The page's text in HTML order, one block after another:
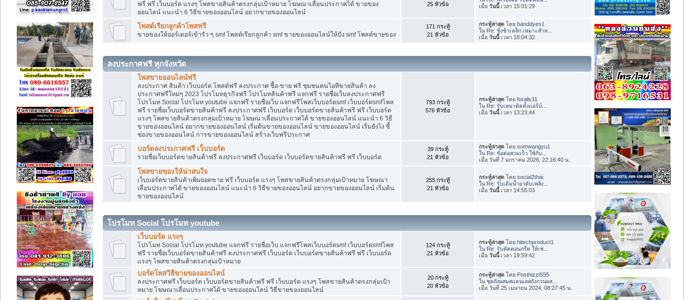
ฟรี ฟรี เว็บบอร์ด แรงๆ โพสขายสินค้าตรงกลุ่มเป้าหมาย โฆษณาเลื่อนประกาศได้ ขายของ
ออนไลน์ แนะนำ 6 วิธีขายของออนไลน์ อยากขายของออนไลน์
25 หัวข้อ
เมื่อวันนี้เวลา 15:01:29
โพสต์เรียกลูกค้าโพสฟรี
ขายของให้ออร์เดอร์เข้ารัว ๆ smf โพสต์เรียกลูกค้า smf ขายของออนไลน์ให้ปัง smf โพสต์ขายของ
171 กระทู้
21 หัวข้อ
กระทู้ล่าสุด โดยbanddyes1
ใน Re: ชิงช้าเหล็ก เหมาะสำห...
เมื่อวันนี้เวลา 18:04:32
ลงประกาศฟรี ทุกจังหวัด
โพสขายออนไลน์ฟรี
ลงประกาศ สินค้า เว็บบอร์ด โพสต์ฟรี ลงประกาศ ซื้อ-ขาย ฟรี ชุมชนคนไอทีขายสินค้า ลง
ประกาศฟรีใหม่ๆ 2023 โปรโมทธุรกิจฟรี โปรโมทสินค้าฟรี แจกฟรี รายชื่อเว็บลงประกาศฟรี
โปรโมท Social โปรโมท youtube แจกฟรี รายชื่อเว็บ แจกฟรีโพสเว็บบอร์ดsmf เว็บบอร์ดsmfโพส
ฟรี รายชื่อเว็บบอร์ดขายสินค้าฟรี ลงประกาศฟรี เว็บบอร์ด เว็บบอร์ดขายสินค้าฟรี ฟรี เว็บบอร์ด
แรงๆ โพสขายสินค้าตรงกลุ่มเป้าหมาย โฆษณาเลื่อนประกาศได้ ขายของออนไลน์ แนะนำ 6 วิธี
ขายของออนไลน์ อยากขายของออนไลน์ เริ่มต้นขายของออนไลน์ ขายของออนไลน์ เริ่มยังไง ชี้
ช่องขายของออนไลน์ การขายของออนไลน์ สร้างเว็บฟรีประกาศ
793 กระทู้
576 หัวข้อ
กระทู้ล่าสุด โดยforaliv11
ใน Re: รับเหมาติดตั้งแอร์บ้...
เมื่อวันนี้เวลา 13:23:44
บอร์ดลงประกาศฟรี เว็บบอร์ด
รายชื่อเว็บบอร์ดขายสินค้าฟรี ลงประกาศฟรี เว็บบอร์ด เว็บบอร์ดขายสินค้าฟรี ฟรี เว็บบอร์ด
39 กระทู้
21 หัวข้อ
กระทู้ล่าสุด โดยsomwangyu1
ใน Re: ข้อต่อสวมเร็ว ใช้กับ...
เมื่อ วันที่ 7 มกราคม 2026, 22:16:40 น.
โพสขายของให้น่าสนใจ
เว็บบอร์ดขายสินค้าเพิ่มยอดขาย ฟรี เว็บบอร์ด แรงๆ โพสขายสินค้าตรงกลุ่มเป้าหมาย โฆษณา
เลื่อนประกาศได้ ขายของออนไลน์ แนะนำ 6 วิธีขายของออนไลน์ อยากขายของออนไลน์ เริ่มต้น
ขายของออนไลน์
255 กระทู้
21 หัวข้อ
กระทู้ล่าสุด โดยsocial2thai
ใน Re: รับเติมน้ำยาดับเพลิง...
เมื่อวันนี้เวลา 14:55:03
โปรโมท Social โปรโมท youtube
เว็บบอร์ด แรงๆ
โปรโมท Social โปรโมท youtube แจกฟรี รายชื่อเว็บ แจกฟรีโพสเว็บบอร์ดsmf เว็บบอร์ดsmfโพส
ฟรี รายชื่อเว็บบอร์ดขายสินค้าฟรี ลงประกาศฟรี เว็บบอร์ด เว็บบอร์ดขายสินค้าฟรี ฟรี เว็บบอร์ด
แรงๆ โพสขายสินค้าตรงกลุ่มเป้าหมาย
124 กระทู้
21 หัวข้อ
กระทู้ล่าสุด โดยhitechproduct1
ใน Re: รับตัดคอนกรีต ให้เช่...
เมื่อวันนี้เวลา 19:59:42
บอร์ดโพสวิธีขายของออนไลน์
ลงประกาศฟรี เว็บบอร์ด เว็บบอร์ดขายสินค้าฟรี ฟรี เว็บบอร์ด แรงๆ โพสขายสินค้าตรงกลุ่มเป้า
หมาย โฆษณาเลื่อนประกาศได้ ขายของออนไลน์ วิธีขายของออนไลน์
20 กระทู้
20 หัวข้อ
กระทู้ล่าสุด โดย Posthizzt555
ในชุดถังผสมสแตนเลสถังกวนผส...
เมื่อ วันที่ 25 เมษายน 2024, 08:27:45 น.